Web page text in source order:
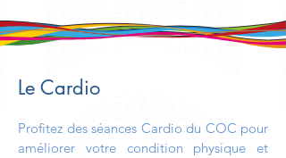
Le Cardio
Profitez des séances Cardio du COC pour
améliorer votre condition physique et